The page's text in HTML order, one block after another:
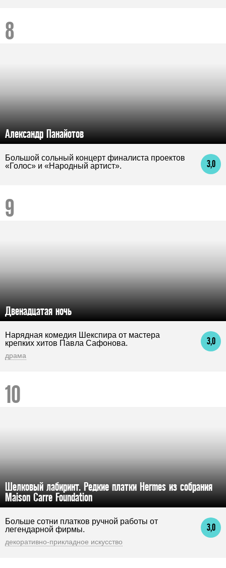
Александр Панайотов
3,0
Большой сольный концерт финалиста проектов
«Голос» и «Народный артист».
Двенадцатая ночь
3,0
Нарядная комедия Шекспира от мастера
крепких хитов Павла Сафонова.
драма
Шелковый лабиринт. Редкие платки Hermes из собрания
Maison Carre Foundation
3,0
Больше сотни платков ручной работы от
легендарной фирмы.
декоративно-прикладное искусство